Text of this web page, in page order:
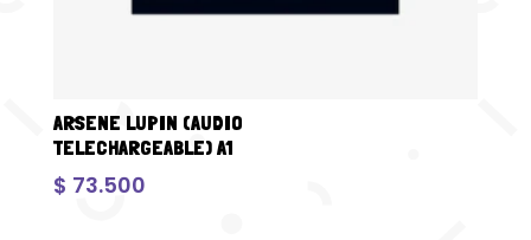
ARSENE LUPIN (AUDIO
TELECHARGEABLE) A1
$ 73.500